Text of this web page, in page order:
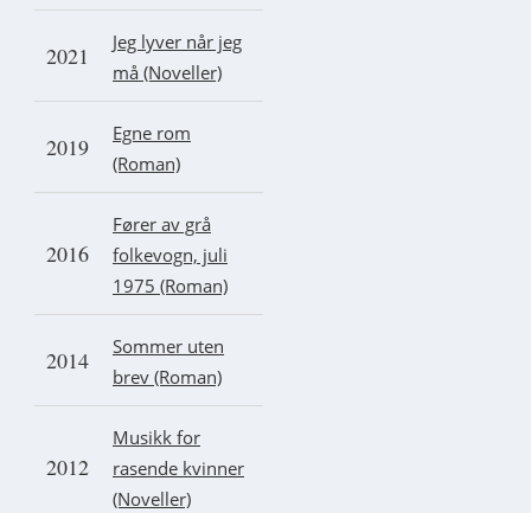
2021
Jeg lyver når jeg
må (Noveller)
2019
Egne rom
(Roman)
2016
Fører av grå
folkevogn, juli
1975 (Roman)
2014
Sommer uten
brev (Roman)
2012
Musikk for
rasende kvinner
(Noveller)